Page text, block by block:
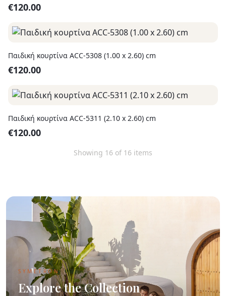
€120.00
Παιδική κουρτίνα ACC-5308 (1.00 x 2.60) cm
€120.00
Παιδική κουρτίνα ACC-5311 (2.10 x 2.60) cm
€120.00
Showing 16 of 16 items
SYMETRON
Explore the Collection